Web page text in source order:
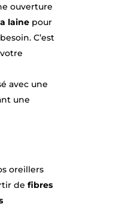
ouverture
lainepour
C’est
avec une
une
oreillers
de fibres